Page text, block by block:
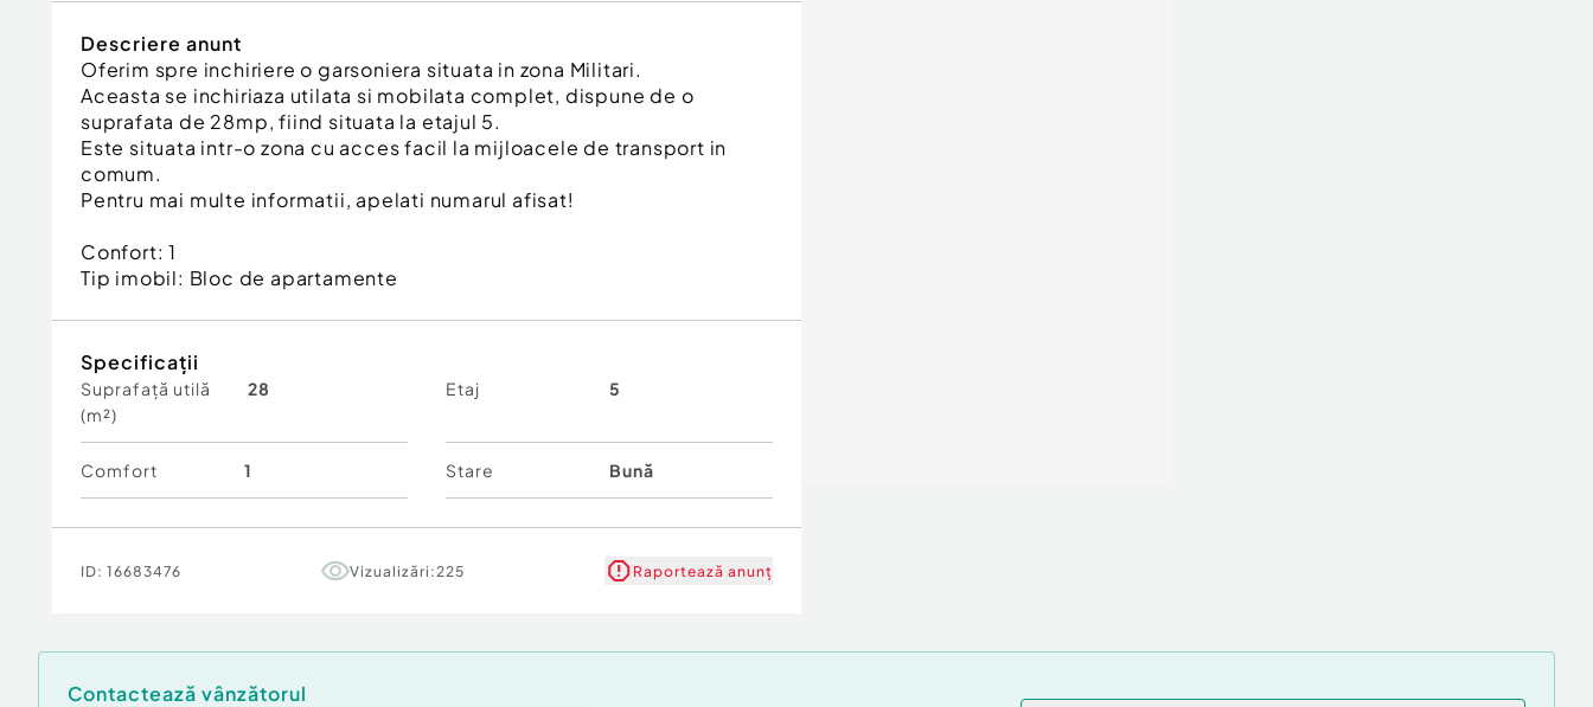
Descriere anunt
Oferim spre inchiriere o garsoniera situata in zona Militari.
Aceasta se inchiriaza utilata si mobilata complet, dispune de o
suprafata de 28mp, fiind situata la etajul 5.
Este situata intr-o zona cu acces facil la mijloacele de transport in
comum.
Pentru mai multe informatii, apelati numarul afisat!
Confort:1
Tip imobil: Bloc de apartamente
Specificații
Suprafață utilă
(m²)
28 Etaj 5
Comfort 1 Stare Bună
ID: 16683476 Vizualizări: 225 Raportează anunț
Contactează vânzătorul